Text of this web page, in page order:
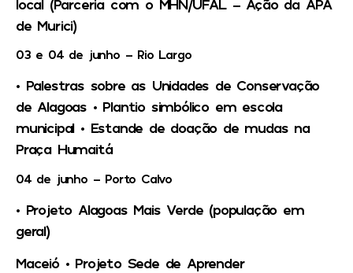
local (Parceria com o MHN/UFAL – Ação da APA
de Murici)
03 e 04 de junho – Rio Largo
• Palestras sobre as Unidades de Conservação
de Alagoas • Plantio simbólico em escola
municipal • Estande de doação de mudas na
Praça Humaitá
04 de junho – Porto Calvo
• Projeto Alagoas Mais Verde (população em
geral)
Maceió •Projeto Sede de Aprender